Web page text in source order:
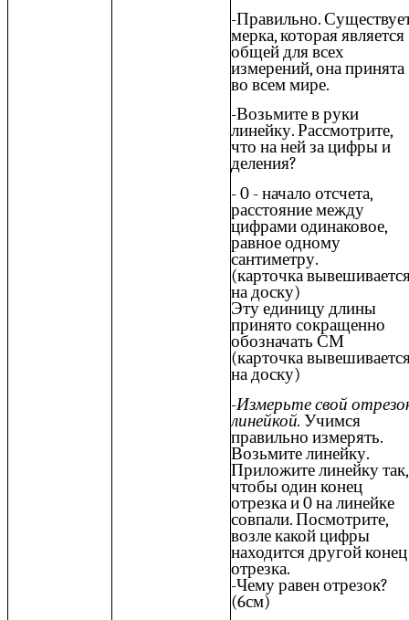
-Правильно.
мерка, которая является
общей для всех
измерений, она принята
во всем мире.
-Возьмите в руки
линейку. Рассмотрите,
что на ней за цифры и
деления?
- 0 - начало отсчета,
расстояние между
цифрами одинаковое,
равное одному
сантиметру.
(карточка
на доску)
Эту единицу длины
принято сокращенно
обозначать СМ
(карточка
на доску)
-Измерьте свой
линейкой. Учимся
правильно измерять.
Возьмите линейку.
Приложите линейку так,
чтобы один конец
отрезка и 0 на линейке
совпали. Посмотрите,
возле какой цифры
находится другой конец
отрезка.
-Чему равен отрезок?
(6см)